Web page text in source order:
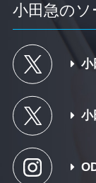
小田急の
小
小